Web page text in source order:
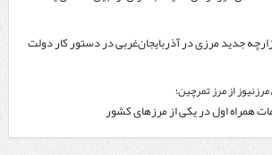
جدید مرزی در آذربایجان‌غربی در دستور کار دولت
از مرز تمرچین؛
همراه اول در یکی از مرزهای کشور